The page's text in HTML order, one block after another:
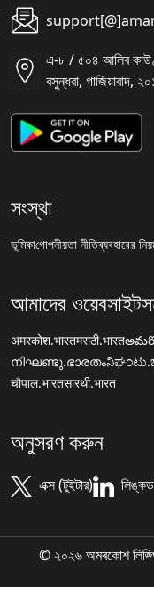
এ-৮ / ৫০৪ আলিব
বসুন্ধরা, গাজিয়াবাদ,
সংস্থা
ভূমিকাগোপনীয়তা নীতিব্যবহারের
আমাদের
अमरकोश.भारतमराठी.भारत
നിഘണ്ടു.ഭാരതം
चौपाल.भारतसारथी.भारत
অনুসরণ করুন
এক্স (টুইটার)
© ২০২৬ অমৰকোশ